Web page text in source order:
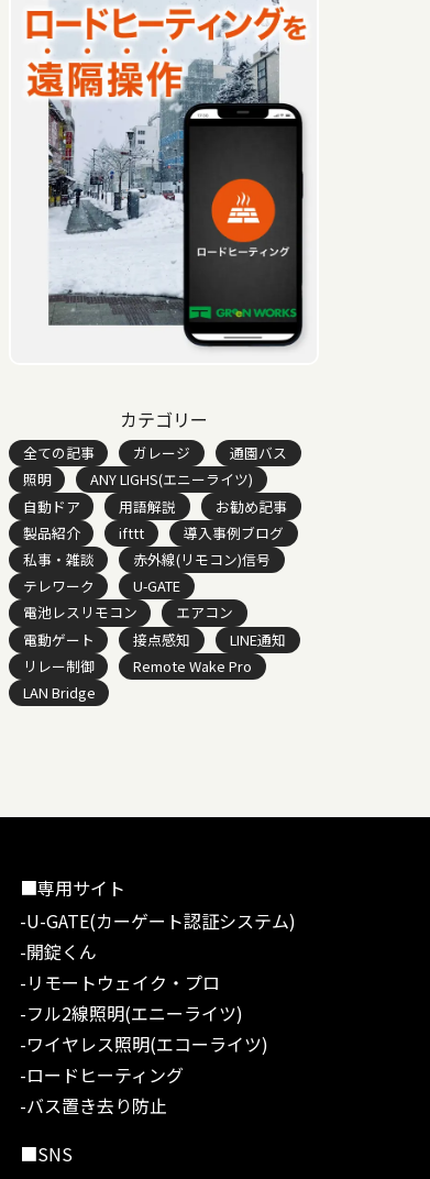
カテゴリー
全ての記事 ガレージ
通園バス
照明
ANY LIGHS(エニーライツ)
自動ドア
用語解説
お勧め記事
製品紹介
ifttt
導入事例ブログ
私事・雑談
赤外線(リモコン)信号
テレワーク
U-GATE
電池レスリモコン
エアコン
電動ゲート
接点感知
LINE通知
リレー制御
Remote Wake Pro
LAN Bridge
■専用サイト
-U-GATE(カーゲート認証システム)
-開錠くん
-リモートウェイク・プロ
-フル2線照明(エニーライツ)
-ワイヤレス照明(エコーライツ)
-ロードヒーティング
-バス置き去り防止
■SNS